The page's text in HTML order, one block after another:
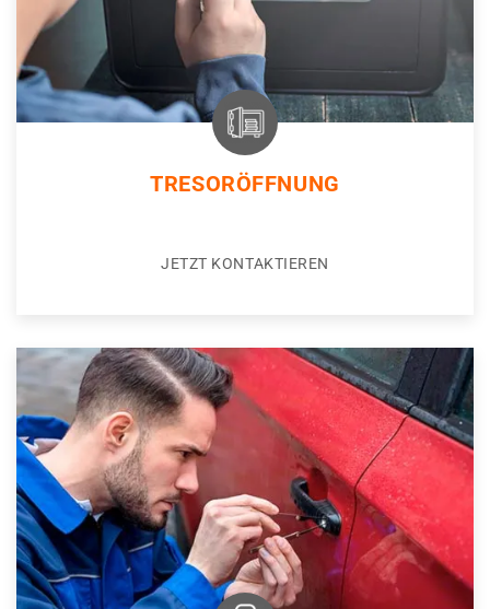
TRESORÖFFNUNG
JETZT KONTAKTIEREN